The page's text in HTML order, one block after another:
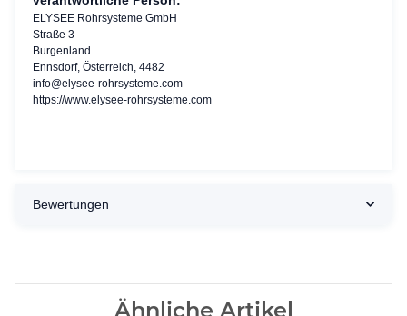
ELYSEE Rohrsysteme GmbH
Straße 3
Burgenland
Ennsdorf, Österreich, 4482
info@elysee-rohrsysteme.com
https://www.elysee-rohrsysteme.com
Bewertungen
Ähnliche Artikel